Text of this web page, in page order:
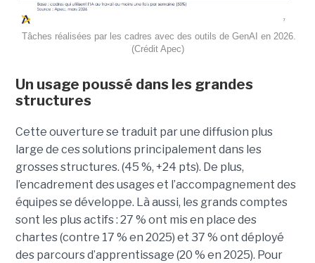
Tâches réalisées par les cadres avec des outils de GenAI en 2026.
(Crédit Apec)
Un usage poussé dans les grandes
structures
Cette ouverture se traduit par une diffusion plus
large de ces solutions principalement dans les
grosses structures. (45 %, +24 pts). De plus,
l’encadrement des usages et l’accompagnement des
équipes se développe. Là aussi, les grands comptes
sont les plus actifs : 27 % ont mis en place des
chartes (contre 17 % en 2025) et 37 % ont déployé
des parcours d’apprentissage (20 % en 2025). Pour